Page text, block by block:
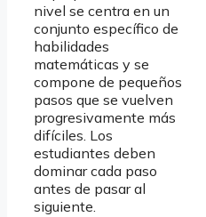
nivel se centra en un
conjunto específico de
habilidades
matemáticas y se
compone de pequeños
pasos que se vuelven
progresivamente más
difíciles. Los
estudiantes deben
dominar cada paso
antes de pasar al
siguiente.